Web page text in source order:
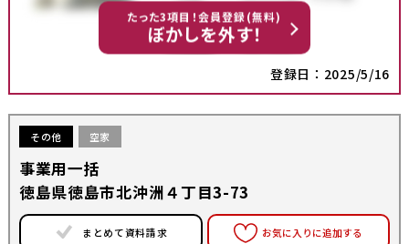
たった3項目！会員登録(無料)
ぼかしを外す！
登録日：2025/5/16
その他 空家
事業用一括
徳島県徳島市北沖洲４丁目3-73
まとめて資料請求 お気に入りに追加する